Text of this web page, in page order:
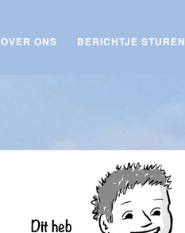
OVER ONS BERICHTJE STUREN